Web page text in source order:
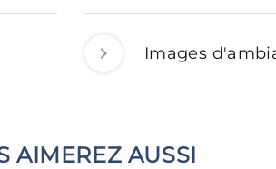
Images
AIMEREZ AUSSI